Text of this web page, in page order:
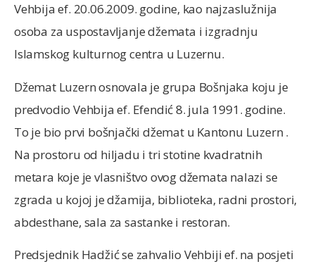
Vehbija ef. 20.06.2009. godine, kao najzaslužnija
osoba za uspostavljanje džemata i izgradnju
Islamskog kulturnog centra u Luzernu.
Džemat Luzern osnovala je grupa Bošnjaka koju je
predvodio Vehbija ef. Efendić 8. jula 1991. godine.
To je bio prvi bošnjački džemat u Kantonu Luzern .
Na prostoru od hiljadu i tri stotine kvadratnih
metara koje je vlasništvo ovog džemata nalazi se
zgrada u kojoj je džamija, biblioteka, radni prostori,
abdesthane, sala za sastanke i restoran.
Predsjednik Hadžić se zahvalio Vehbiji ef. na posjeti